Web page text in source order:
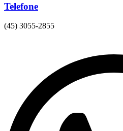
Telefone
(45) 3055-2855